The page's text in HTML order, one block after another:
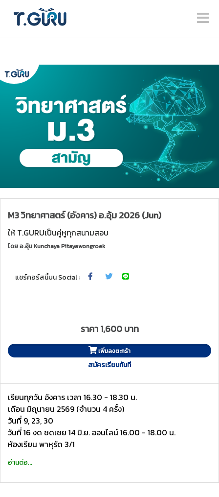
M3 วิทยาศาสตร์ (อังคาร) อ.อุ้ม 2026 (Jun)
ให้ T.GURUเป็นคู่หูทุกสนามสอบ
โดยอ.อุ้ม Kunchaya Pitayawongroek
แชร์คอร์สนี้บน Social :
ราคา 1,600 บาท
เพิ่มลงตะกร้า
สมัครเรียนทันที
เรียนทุกวัน อังคาร เวลา 16.30 - 18.30 น.
เดือน มิถุนายน 2569 (จำนวน 4 ครั้ง)
วันที่ 9, 23, 30
วันที่ 16 งด ชดเชย 14 มิ.ย. ออนไลน์ 16.00 - 18.00 น.
ห้องเรียน พาหุรัด 3/1
อ่านต่อ...